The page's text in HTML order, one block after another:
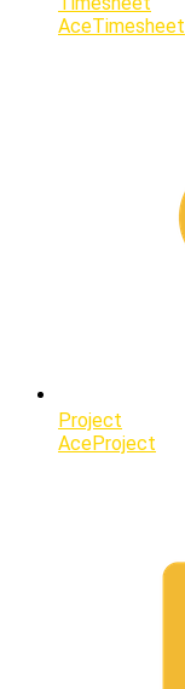
AceTimesheet
Project
AceProject